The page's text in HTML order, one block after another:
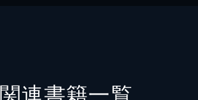
関連書籍一覧